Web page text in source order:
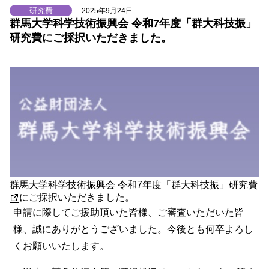
群馬大学科学技術振興会 令和7年度「群大科技振」
研究費にご採択いただきました。
研究費 2025年9月24日
群馬大学科学技術振興会 令和7年度「群大科技振」研究費
にご採択いただきました。
申請に際してご援助頂いた皆様、ご審査いただいた皆
様、誠にありがとうございました。今後とも何卒よろし
くお願いいたします。